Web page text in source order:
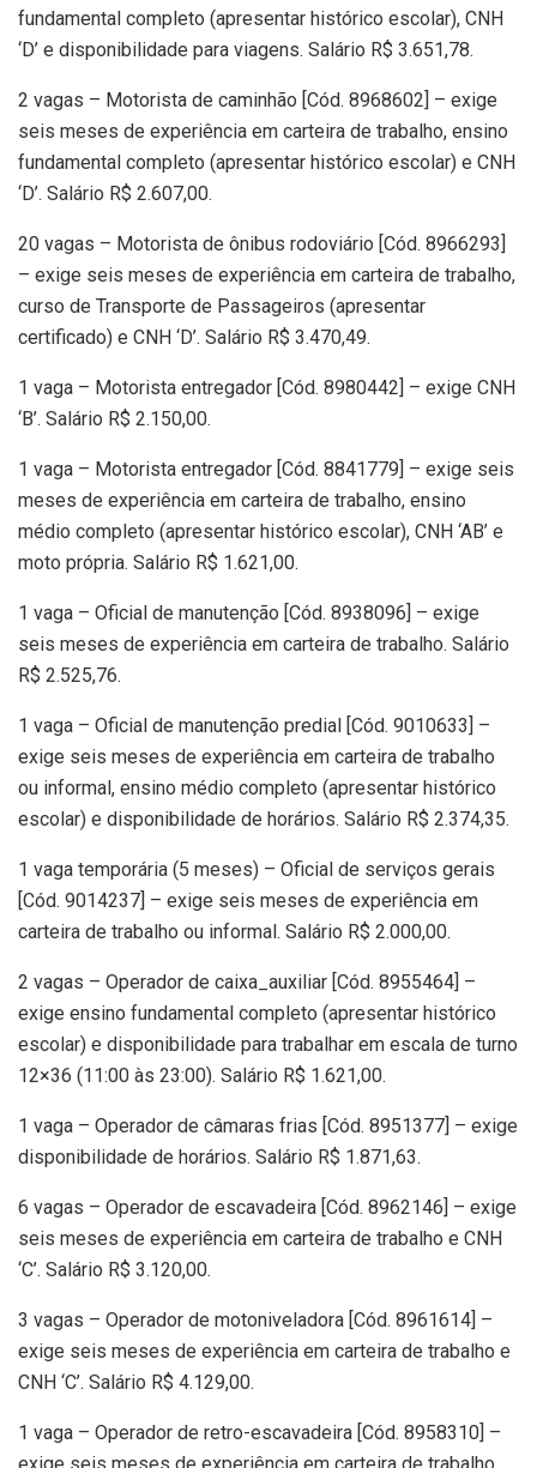
fundamental completo (apresentar histórico escolar), CNH
‘D’ e disponibilidade para viagens. Salário R$ 3.651,78.
2 vagas – Motorista de caminhão [Cód. 8968602] – exige
seis meses de experiência em carteira de trabalho, ensino
fundamental completo (apresentar histórico escolar) e CNH
‘D’. Salário R$ 2.607,00.
20 vagas – Motorista de ônibus rodoviário [Cód. 8966293]
– exige seis meses de experiência em carteira de trabalho,
curso de Transporte de Passageiros (apresentar
certificado) e CNH ‘D’. Salário R$ 3.470,49.
1 vaga – Motorista entregador [Cód. 8980442] – exige CNH
‘B’. Salário R$ 2.150,00.
1 vaga – Motorista entregador [Cód. 8841779] – exige seis
meses de experiência em carteira de trabalho, ensino
médio completo (apresentar histórico escolar), CNH ‘AB’ e
moto própria. Salário R$ 1.621,00.
1 vaga – Oficial de manutenção [Cód. 8938096] – exige
seis meses de experiência em carteira de trabalho. Salário
R$ 2.525,76.
1 vaga – Oficial de manutenção predial [Cód. 9010633] –
exige seis meses de experiência em carteira de trabalho
ou informal, ensino médio completo (apresentar histórico
escolar) e disponibilidade de horários. Salário R$ 2.374,35.
1 vaga temporária (5 meses) – Oficial de serviços gerais
[Cód. 9014237] – exige seis meses de experiência em
carteira de trabalho ou informal. Salário R$ 2.000,00.
2 vagas – Operador de caixa_auxiliar [Cód. 8955464] –
exige ensino fundamental completo (apresentar histórico
escolar) e disponibilidade para trabalhar em escala de turno
12×36 (11:00 às 23:00). Salário R$ 1.621,00.
1 vaga – Operador de câmaras frias [Cód. 8951377] – exige
disponibilidade de horários. Salário R$ 1.871,63.
6 vagas – Operador de escavadeira [Cód. 8962146] – exige
seis meses de experiência em carteira de trabalho e CNH
‘C’. Salário R$ 3.120,00.
3 vagas – Operador de motoniveladora [Cód. 8961614] –
exige seis meses de experiência em carteira de trabalho e
CNH ‘C’. Salário R$ 4.129,00.
1 vaga – Operador de retro-escavadeira [Cód. 8958310] –